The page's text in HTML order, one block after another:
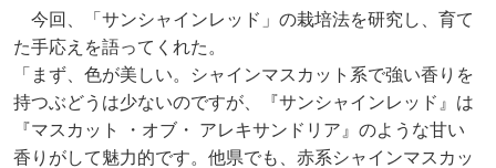
今回、「サンシャインレッド」の栽培法を研究し、育て
た手応えを語ってくれた。
「まず、色が美しい。シャインマスカット系で強い香りを
持つぶどうは少ないのですが、『サンシャインレッド』は
『マスカット ・オブ・ アレキサンドリア』のような甘い
香りがして魅力的です。他県でも、赤系シャインマスカッ